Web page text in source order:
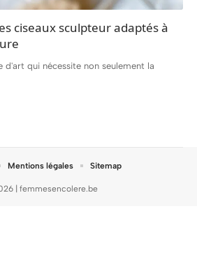
ciseaux sculpteur adaptés à
d'art qui nécessite non seulement la
| femmesencolere.be
Mentions légales Sitemap